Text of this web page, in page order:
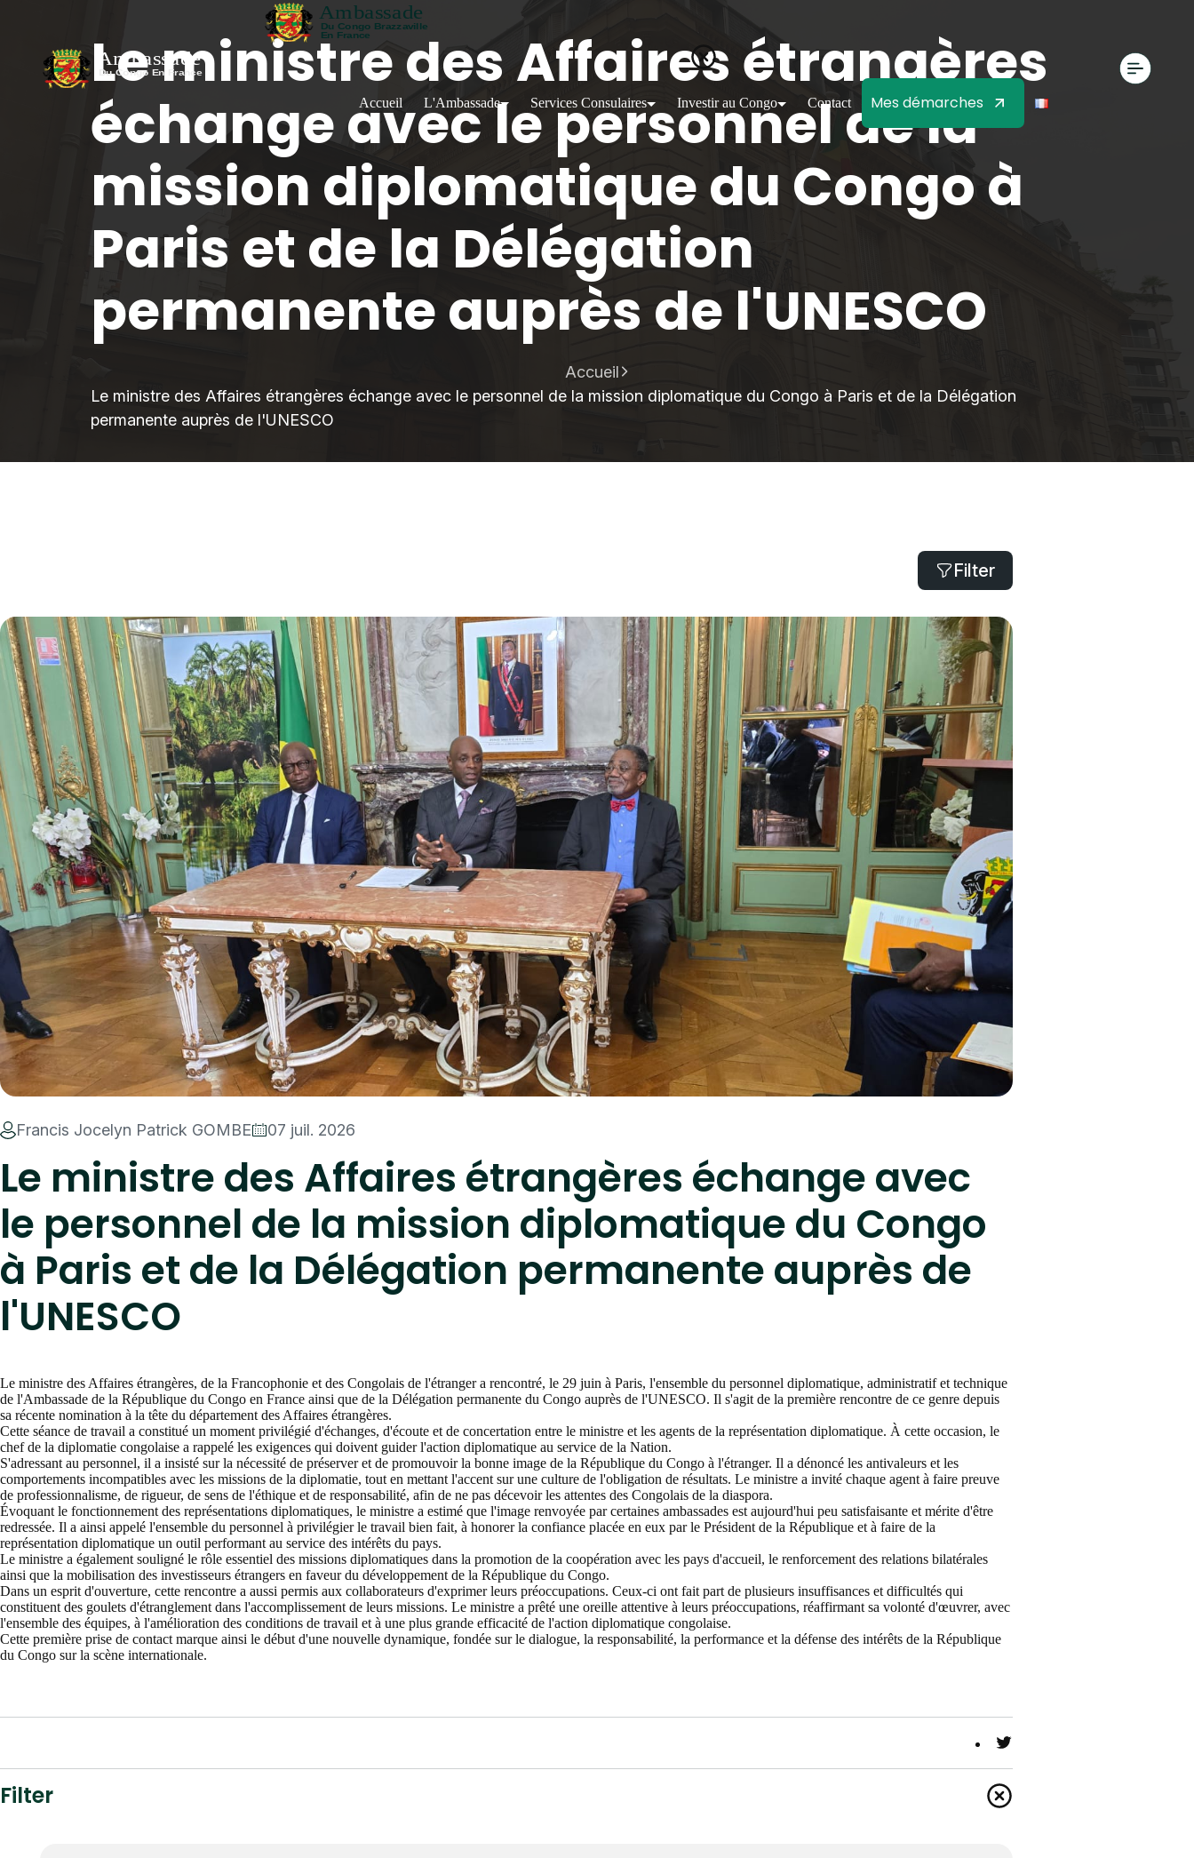
Accueil L'Ambassade Services Consulaires Investir au Congo Contact Mes démarches
Le ministre des Affaires étrangères
échange avec le personnel de la
mission diplomatique du Congo à
Paris et de la Délégation
permanente auprès de l'UNESCO
Accueil
Le ministre des Affaires étrangères échange avec le personnel de la mission diplomatique du Congo à Paris et de la Délégation
permanente auprès de l'UNESCO
Filter
Francis Jocelyn Patrick GOMBE 07 juil. 2026
Le ministre des Affaires étrangères échange avec
le personnel de la mission diplomatique du Congo
à Paris et de la Délégation permanente auprès de
l'UNESCO
Le ministre des Affaires étrangères, de la Francophonie et des Congolais de l'étranger a rencontré, le 29 juin à Paris, l'ensemble du personnel diplomatique, administratif et technique
de l'Ambassade de la République du Congo en France ainsi que de la Délégation permanente du Congo auprès de l'UNESCO. Il s'agit de la première rencontre de ce genre depuis
sa récente nomination à la tête du département des Affaires étrangères.
Cette séance de travail a constitué un moment privilégié d'échanges, d'écoute et de concertation entre le ministre et les agents de la représentation diplomatique. À cette occasion, le
chef de la diplomatie congolaise a rappelé les exigences qui doivent guider l'action diplomatique au service de la Nation.
S'adressant au personnel, il a insisté sur la nécessité de préserver et de promouvoir la bonne image de la République du Congo à l'étranger. Il a dénoncé les antivaleurs et les
comportements incompatibles avec les missions de la diplomatie, tout en mettant l'accent sur une culture de l'obligation de résultats. Le ministre a invité chaque agent à faire preuve
de professionnalisme, de rigueur, de sens de l'éthique et de responsabilité, afin de ne pas décevoir les attentes des Congolais de la diaspora.
Évoquant le fonctionnement des représentations diplomatiques, le ministre a estimé que l'image renvoyée par certaines ambassades est aujourd'hui peu satisfaisante et mérite d'être
redressée. Il a ainsi appelé l'ensemble du personnel à privilégier le travail bien fait, à honorer la confiance placée en eux par le Président de la République et à faire de la
représentation diplomatique un outil performant au service des intérêts du pays.
Le ministre a également souligné le rôle essentiel des missions diplomatiques dans la promotion de la coopération avec les pays d'accueil, le renforcement des relations bilatérales
ainsi que la mobilisation des investisseurs étrangers en faveur du développement de la République du Congo.
Dans un esprit d'ouverture, cette rencontre a aussi permis aux collaborateurs d'exprimer leurs préoccupations. Ceux-ci ont fait part de plusieurs insuffisances et difficultés qui
constituent des goulets d'étranglement dans l'accomplissement de leurs missions. Le ministre a prêté une oreille attentive à leurs préoccupations, réaffirmant sa volonté d'œuvrer, avec
l'ensemble des équipes, à l'amélioration des conditions de travail et à une plus grande efficacité de l'action diplomatique congolaise.
Cette première prise de contact marque ainsi le début d'une nouvelle dynamique, fondée sur le dialogue, la responsabilité, la performance et la défense des intérêts de la République
du Congo sur la scène internationale.
Twitter
Filter